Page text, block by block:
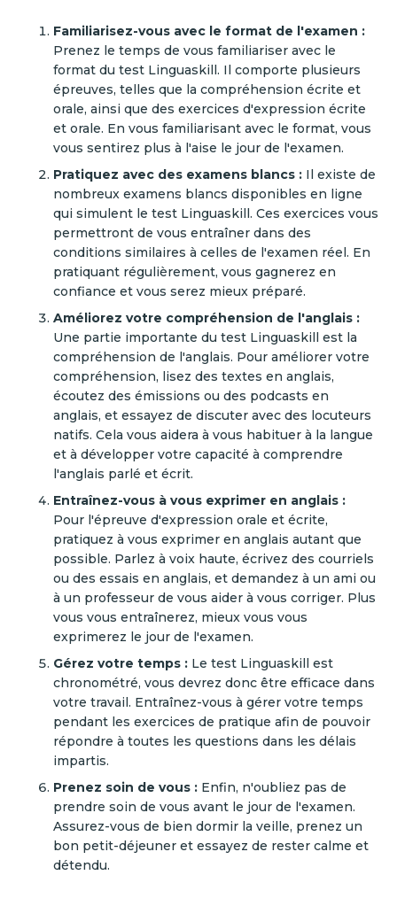
Familiarisez-vous avec le format de l'examen :
Prenez le temps de vous familiariser avec le
format du test Linguaskill. Il comporte plusieurs
épreuves, telles que la compréhension écrite et
orale, ainsi que des exercices d'expression écrite
et orale. En vous familiarisant avec le format, vous
vous sentirez plus à l'aise le jour de l'examen.
Pratiquez avec des examens blancs : Il existe de
nombreux examens blancs disponibles en ligne
qui simulent le test Linguaskill. Ces exercices vous
permettront de vous entraîner dans des
conditions similaires à celles de l'examen réel. En
pratiquant régulièrement, vous gagnerez en
confiance et vous serez mieux préparé.
Améliorez votre compréhension de l'anglais :
Une partie importante du test Linguaskill est la
compréhension de l'anglais. Pour améliorer votre
compréhension, lisez des textes en anglais,
écoutez des émissions ou des podcasts en
anglais, et essayez de discuter avec des locuteurs
natifs. Cela vous aidera à vous habituer à la langue
et à développer votre capacité à comprendre
l'anglais parlé et écrit.
Entraînez-vous à vous exprimer en anglais :
Pour l'épreuve d'expression orale et écrite,
pratiquez à vous exprimer en anglais autant que
possible. Parlez à voix haute, écrivez des courriels
ou des essais en anglais, et demandez à un ami ou
à un professeur de vous aider à vous corriger. Plus
vous vous entraînerez, mieux vous vous
exprimerez le jour de l'examen.
Gérez votre temps : Le test Linguaskill est
chronométré, vous devrez donc être efficace dans
votre travail. Entraînez-vous à gérer votre temps
pendant les exercices de pratique afin de pouvoir
répondre à toutes les questions dans les délais
impartis.
Prenez soin de vous : Enfin, n'oubliez pas de
prendre soin de vous avant le jour de l'examen.
Assurez-vous de bien dormir la veille, prenez un
bon petit-déjeuner et essayez de rester calme et
détendu.